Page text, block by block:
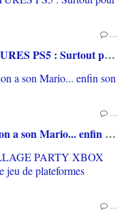
…
[TEST] LEGO HORIZON ADVENTURES PS5 : Surtout pour les fans d'Aloy
…
[TEST] ASTRO BOT PS5 : PlayStation a son Mario... enfin son jeu de plateformes de référence!
…